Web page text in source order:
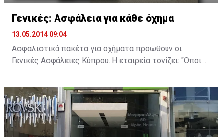
Γενικές: Ασφάλεια για κάθε όχημα
13.05.2014 09:04
Ασφαλιστικά πακέτα για οχήματα προωθούν οι
Γενικές Ασφάλειες Κύπρου. Η εταιρεία τονίζει: "Όποιο
αβεβαιότητα των καιρών, παραμένουμε υπεύθυνα
δίπλα σας, με ολοκληρωμένα ασφαλιστικά σχέδια που
καλύπτουν τις ανάγκες και τις απαιτήσεις σας".